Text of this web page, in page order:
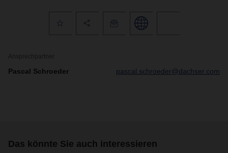
Ansprechpartner
Pascal Schroeder pascal.schroeder@dachser.com
Das könnte Sie auch interessieren